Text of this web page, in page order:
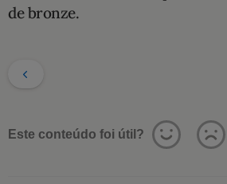
de bronze.
Este conteúdo foi útil?